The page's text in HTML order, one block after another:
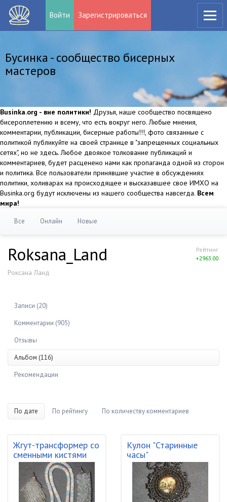
Войти Зарегистрироваться
Бусинка - сообщество бисерных
мастеров
Businka.org - вне политики! Друзья, наше сообщество посвящено
бисероплетению и всему, что есть вокруг него. Любые мнения,
комментарии, публикации, бисерные работы!!!, фото связанные с
политикой публикуйте на своей странице в "запрещенных социальных
сетях", но не здесь. Любое двоякое толкование публикаций и
комментариев, будет расценено нами как пропаганда одной из сторон
и политика. Все пользователи принявшие участие в обсуждениях
политики, холиварах на происходящее и высказавшее свое ИМХО на
Businka.org будут исключены из нашего сообщества навсегда. Всем
мира!
Все Онлайн Новые
Рейтинг
+2963.00
Roksana_Land
Роксана Ланд
Записи (20)
Комментарии (905)
Отзывы
Альбом (116)
Рекомендации
По дате По рейтингу По количеству комментариев
Жгут-трансформер со
сменными кистями
Кулон "Старинные
часы"